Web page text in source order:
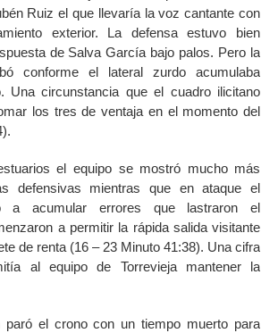
Ruiz el que llevaría la voz cantante con
exterior. La defensa estuvo bien
de Salva García bajo palos. Pero la
conforme el lateral zurdo acumulaba
Una circunstancia que el cuadro ilicitano
los tres de ventaja en el momento del
el equipo se mostró mucho más
defensivas mientras que en ataque el
a acumular errores que lastraron el
a permitir la rápida salida visitante
de renta (16 – 23 Minuto 41:38). Una cifra
al equipo de Torrevieja mantener la
paró el crono con un tiempo muerto para